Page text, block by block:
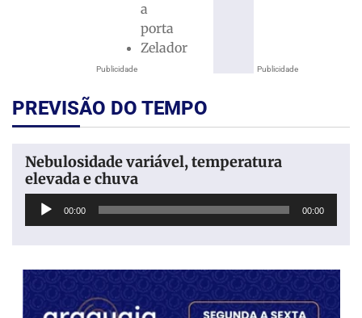
Publicidade
a
porta
Zelador
Publicidade
PREVISÃO DO TEMPO
Nebulosidade variável, temperatura
elevada e chuva
Tocador
00:00 00:00